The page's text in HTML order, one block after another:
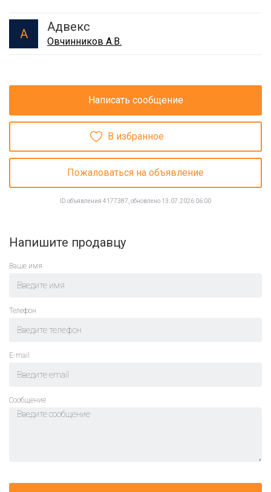
А Адвекс
Овчинников А.В.
Написать сообщение
В избранное
Пожаловаться на объявление
ID объявления 4177387, обновлено 13.07.2026 06:00
Напишите продавцу
Ваше имя
Телефон
E-mail
Cообщение